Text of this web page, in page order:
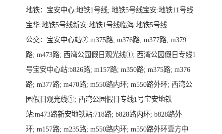
地铁：宝安中心:地铁1号线; 地铁5号线宝安:地铁11号线
宝华:地铁5号线新安:地铁1号线临海:地铁5号线
公交：宝安中心站②:m375路; m376路; m377路; m379
路; m473路; 西湾公园假日观光线①; 西湾公园假日专线1
号宝安中心站:b826路; m157路; m350路; m375路; m376
路; m377路; m470路; m550路内环; m550路外环; 西湾公
园假日观光线①; 西湾公园假日专线1号宝安地铁
站:m473路新安地铁站:718路; b828路内环; b828路外
环; m157路; m235路; m550路内环; m550路外环壹方中